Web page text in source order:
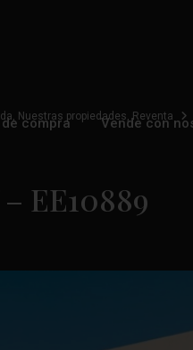
compra Vende con
, Nuestras propiedades,Reventa
EE10889